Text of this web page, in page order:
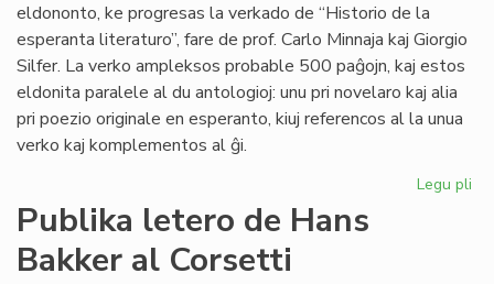
eldononto, ke progresas la verkado de “Historio de la
esperanta literaturo”, fare de prof. Carlo Minnaja kaj Giorgio
Silfer. La verko ampleksos probable 500 paĝojn, kaj estos
eldonita paralele al du antologioj: unu pri novelaro kaj alia
pri poezio originale en esperanto, kiuj referencos al la unua
verko kaj komplementos al ĝi.
Legu pli
Publika letero de Hans
Bakker al Corsetti